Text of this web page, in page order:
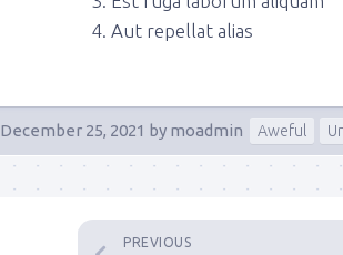
Aut repellat alias
December 25, 2021 by moadmin Aweful
PREVIOUS